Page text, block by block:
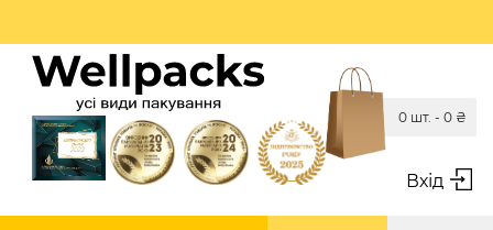
Вхід
0 шт. - 0 ₴